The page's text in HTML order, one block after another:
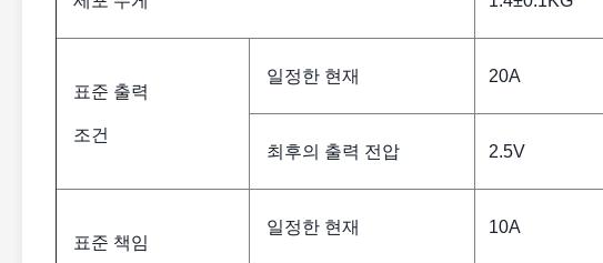
표준 출력
조건
일정한 현재 20A
최후의 출력 전압 2.5V
표준 책임
일정한 현재 10A